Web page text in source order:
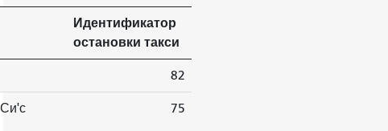
Идентификатор
остановки такси
82
75